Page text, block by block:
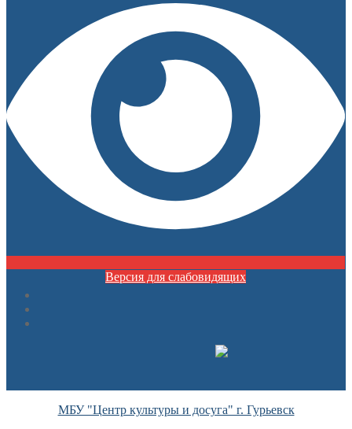
Версия для слабовидящих
МБУ "Центр культуры и досуга" г. Гурьевск